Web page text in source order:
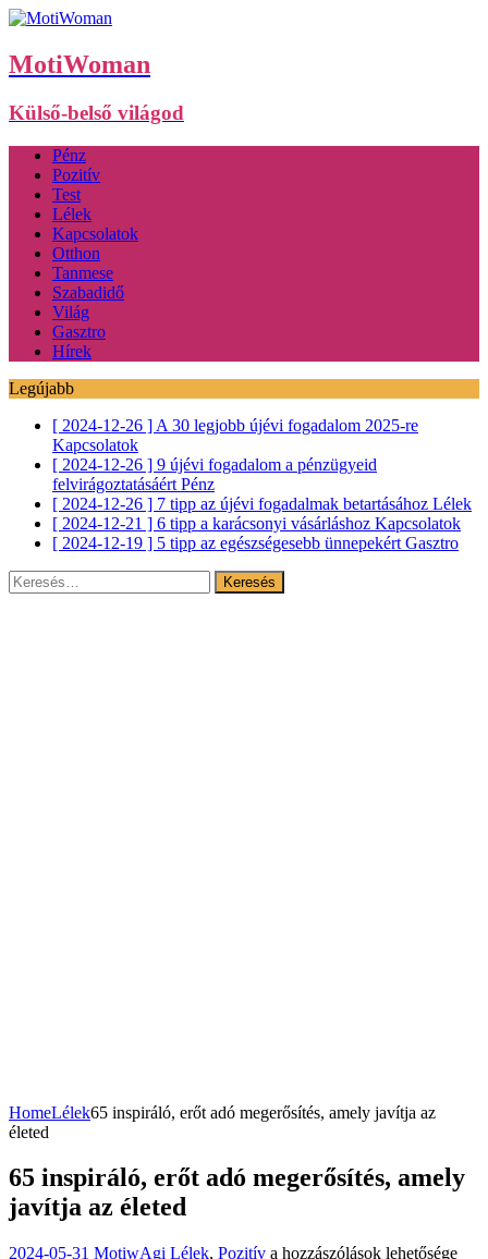
MotiWoman
Külső-belső világod
Pénz
Pozitív
Test
Lélek
Kapcsolatok
Otthon
Tanmese
Szabadidő
Világ
Gasztro
Hírek
Legújabb
[ 2024-12-26 ] A 30 legjobb újévi fogadalom 2025-re
Kapcsolatok
[ 2024-12-26 ] 9 újévi fogadalom a pénzügyeid
felvirágoztatásáért Pénz
[ 2024-12-26 ] 7 tipp az újévi fogadalmak betartásához Lélek
[ 2024-12-21 ] 6 tipp a karácsonyi vásárláshoz Kapcsolatok
[ 2024-12-19 ] 5 tipp az egészségesebb ünnepekért Gasztro
Keresés:
HomeLélek65 inspiráló, erőt adó megerősítés, amely javítja az
életed
65 inspiráló, erőt adó megerősítés, amely
javítja az életed
2024-05-31 MotiwAgi Lélek, Pozitív 65
a hozzászólások lehetősége